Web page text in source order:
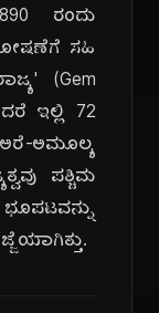
ರಂದು
ಸಹಿ
(Gem
ಇಲ್ಲಿ 72
ಅಮೂಲ್ಯ
ಪಶ್ಚಿಮ